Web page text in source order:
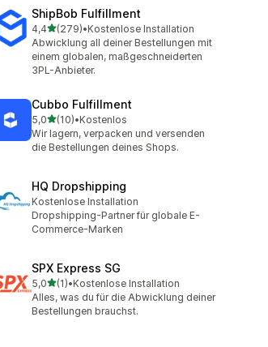
ShipBob Fulfillment
4,4von 5 Sternen
(279)
279 Rezensionen insgesamt
•Kostenlose Installation
Abwicklung all deiner Bestellungen mit
einem globalen, maßgeschneiderten
3PL-Anbieter.
Cubbo Fulfillment
5,0von 5 Sternen
(10)
10 Rezensionen insgesamt
•Kostenlos
Wir lagern, verpacken und versenden
die Bestellungen deines Shops.
HQ Dropshipping
Kostenlose Installation
Dropshipping-Partner für globale E-
Commerce-Marken
SPX Express SG
5,0von 5 Sternen
(1)
1 Rezensionen insgesamt
•Kostenlose Installation
Alles, was du für die Abwicklung deiner
Bestellungen brauchst.